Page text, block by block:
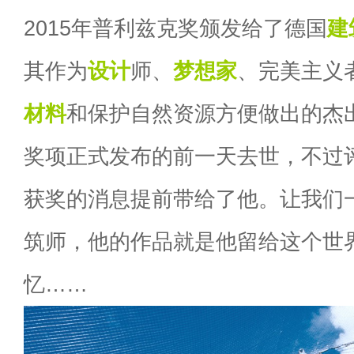
2015年普利兹克奖颁发给了德国建
其作为设计师、 梦想家、完美主义
材料和保护自然资源方便做出的杰
奖项正式发布的前一天去世，不过
获奖的消息提前带给了他。让我们
筑师，他的作品就是他留给这个世
忆……